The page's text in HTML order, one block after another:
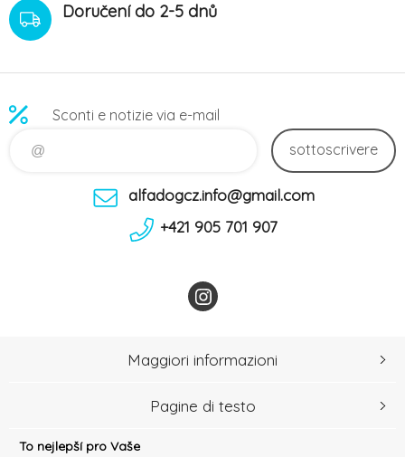
Doručení do 2-5 dnů
Sconti e notizie via e-mail
sottoscrivere
alfadogcz.info@gmail.com
+421 905 701 907
To nejlepší pro Vaše
Maggiori informazioni
Pagine di testo